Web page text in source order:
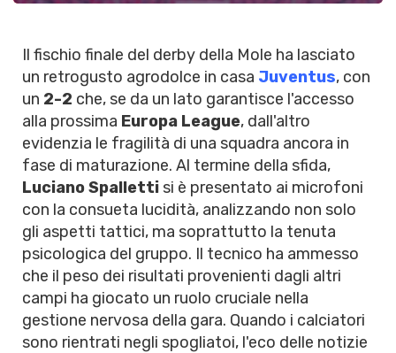
Il fischio finale del derby della Mole ha lasciato
un retrogusto agrodolce in casa Juventus, con
un 2-2 che, se da un lato garantisce l'accesso
alla prossima Europa League, dall'altro
evidenzia le fragilità di una squadra ancora in
fase di maturazione. Al termine della sfida,
Luciano Spalletti si è presentato ai microfoni
con la consueta lucidità, analizzando non solo
gli aspetti tattici, ma soprattutto la tenuta
psicologica del gruppo. Il tecnico ha ammesso
che il peso dei risultati provenienti dagli altri
campi ha giocato un ruolo cruciale nella
gestione nervosa della gara. Quando i calciatori
sono rientrati negli spogliatoi, l'eco delle notizie